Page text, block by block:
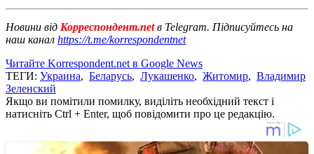
Новини від Корреспондент.netв Telegram. Підписуйтесь на
наш канал https://t.me/korrespondentnet
Читайте Korrespondent.net в Google News
ТЕГИ: Украина, Беларусь, Лукашенко, Житомир, Владимир
Зеленский
Якщо ви помітили помилку, виділіть необхідний текст і
натисніть Ctrl + Enter, щоб повідомити про це редакцію.